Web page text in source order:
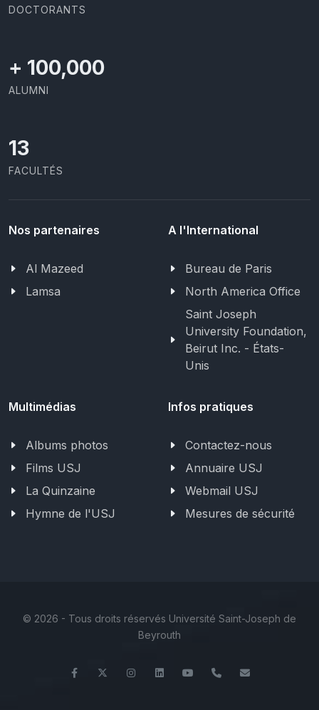
DOCTORANTS
+ 100,000
ALUMNI
13
FACULTÉS
Nos partenaires
Al Mazeed
Lamsa
A l'International
Bureau de Paris
North America Office
Saint Joseph
University Foundation,
Beirut Inc. - États-
Unis
Multimédias
Albums photos
Films USJ
La Quinzaine
Hymne de l'USJ
Infos pratiques
Contactez-nous
Annuaire USJ
Webmail USJ
Mesures de sécurité
© 2026 - Tous droits réservés Université Saint-Joseph de
Beyrouth
FacebookTwitter InstagramLinkedInYouTube+961 (1) 421 368